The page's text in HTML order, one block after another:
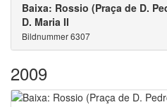
Baixa: Rossio (Praça de D.
D. Maria II
Bildnummer 6307
2009